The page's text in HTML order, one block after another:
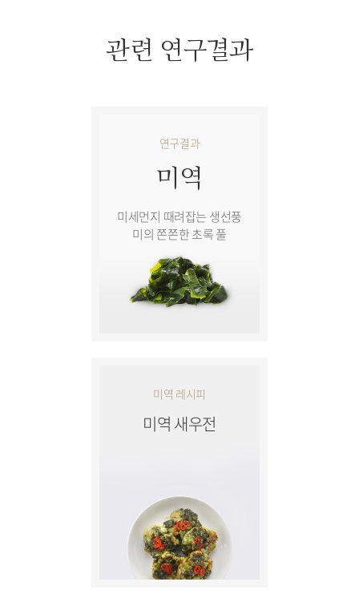
관련 연구결과
연구결과
미역
미세먼지 때려잡는 생선풍
미의 쫀쫀한 초록 풀
미역 레시피
미역 새우전